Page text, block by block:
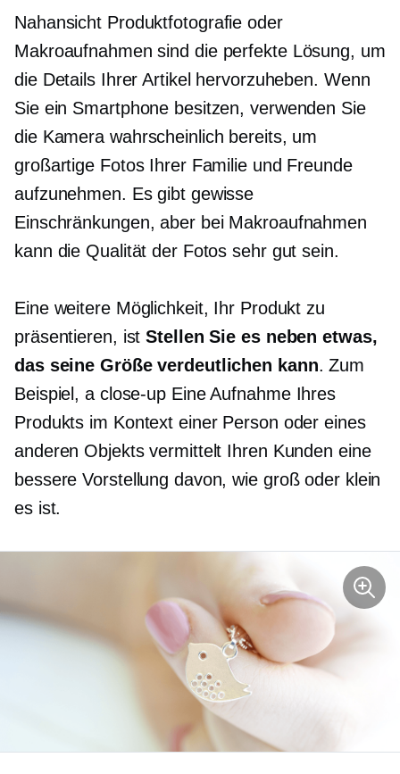
Nahansicht Produktfotografie oder
Makroaufnahmen sind die perfekte Lösung, um
die Details Ihrer Artikel hervorzuheben. Wenn
Sie ein Smartphone besitzen, verwenden Sie
die Kamera wahrscheinlich bereits, um
großartige Fotos Ihrer Familie und Freunde
aufzunehmen. Es gibt gewisse
Einschränkungen, aber bei Makroaufnahmen
kann die Qualität der Fotos sehr gut sein.
Eine weitere Möglichkeit, Ihr Produkt zu
präsentieren, istStellen Sie es neben etwas,
das seine Größe verdeutlichen kann. Zum
Beispiel, a close-up Eine Aufnahme Ihres
Produkts im Kontext einer Person oder eines
anderen Objekts vermittelt Ihren Kunden eine
bessere Vorstellung davon, wie groß oder klein
es ist.